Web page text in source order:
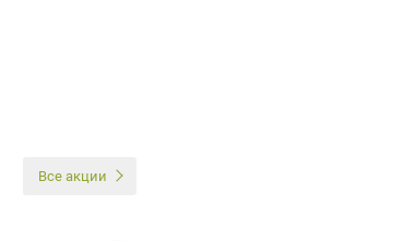
Все акции